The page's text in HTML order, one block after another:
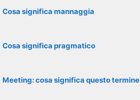
Cosa significa mannaggia
Cosa significa pragmatico
Meeting: cosa significa questo termine